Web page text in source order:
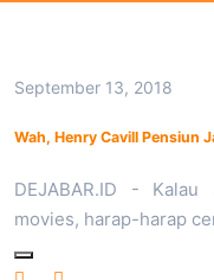
September 13, 2018
Wah, Henry Cavill Pensiun
DEJABAR.ID -
movies, harap-harap